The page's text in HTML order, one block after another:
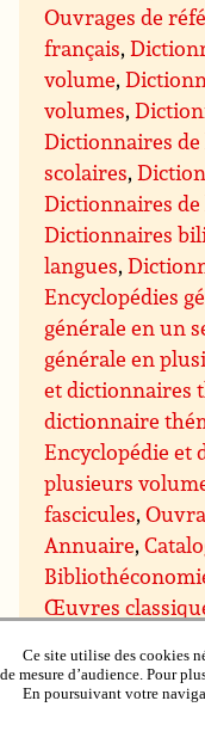
Ouvrages de
français,
volume,
volumes,
Dictionnaires de
scolaires,
Dictionnaires de
Dictionnaires
langues,
Encyclopédies
générale en un
générale en
et dictionnaires
dictionnaire
Encyclopédie et
plusieurs
fascicules,
Annuaire,
Œuvres
Romans,
étrangers,
Ce site utilise des cookies
de mesure d’audience. Pour
En poursuivant votre